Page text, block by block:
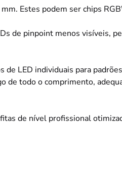
Estes podem ser chips
de pinpoint menos visíveis,
LED individuais para
todo o comprimento,
de nível profissional